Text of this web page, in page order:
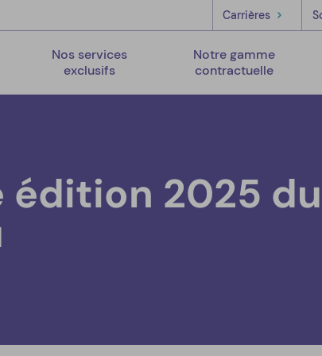
Carrières
Nos services
exclusifs
Notre gamme
contractuelle
édition 2025 du